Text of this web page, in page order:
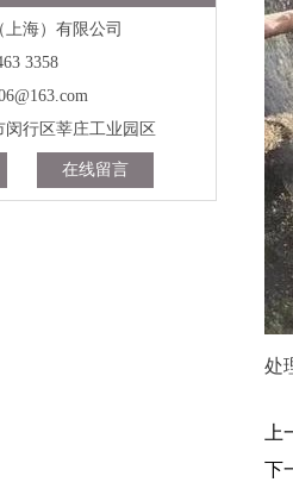
海）有限公司
3358
行区莘庄工业园区
在线留言
处
上
下